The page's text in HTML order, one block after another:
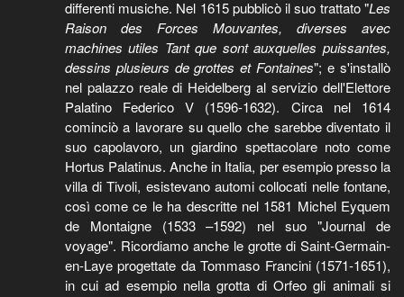
differenti musiche. Nel 1615 pubblicò il suo trattato "Les
Raison des Forces Mouvantes, diverses avec
machines utiles Tant que sont auxquelles puissantes,
dessins plusieurs de grottes et Fontaines"; e s'installò
nel palazzo reale di Heidelberg al servizio dell'Elettore
Palatino Federico V (1596-1632). Circa nel 1614
cominciò a lavorare su quello che sarebbe diventato il
suo capolavoro, un giardino spettacolare noto come
Hortus Palatinus. Anche in Italia, per esempio presso la
villa di Tivoli, esistevano automi collocati nelle fontane,
così come ce le ha descritte nel 1581 Michel Eyquem
de Montaigne (1533 –1592) nel suo "Journal de
voyage". Ricordiamo anche le grotte di Saint-Germain-
en-Laye progettate da Tommaso Francini (1571-1651),
in cui ad esempio nella grotta di Orfeo gli animali si